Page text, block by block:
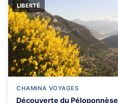
LIBERTÉ
CHAMINA VOYAGES
Découverte du Péloponnèse